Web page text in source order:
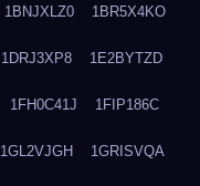
1BNJXLZ0 1BR5X4KO
1DRJ3XP8 1E2BYTZD
1FH0C41J 1FIP186C
1GL2VJGH 1GRISVQA